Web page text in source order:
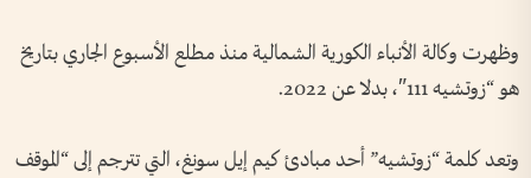
وظهرت وكالة الأنباء الكورية الشمالية منذ مطلع الأسبوع الجاري بتاريخ
هو “زوتشيه 111″، بدلا عن 2022.
وتعد كلمة “زوتشيه” أحد مبادئ كيم إيل سونغ، التي تترجم إلى “الموقف